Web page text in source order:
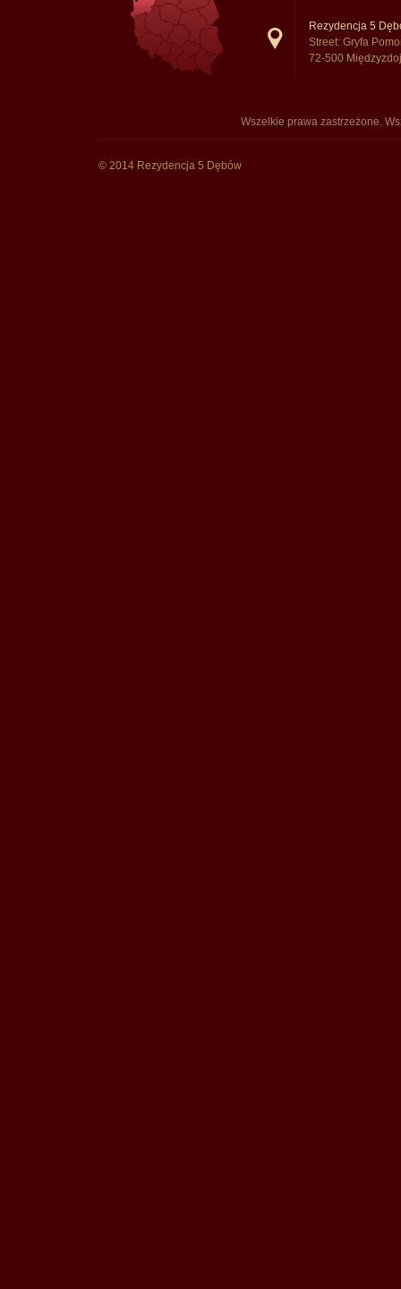
Rezydencja 5
Street: Gryfa
72-500
Wszelkie prawa zastrzeżone.
© 2014 Rezydencja 5 Dębów